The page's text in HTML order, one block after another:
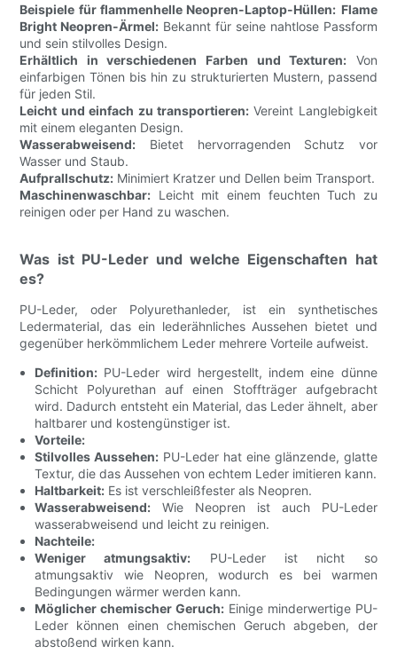
Beispiele für flammenhelle Neopren-Laptop-Hüllen: Flame
Bright Neopren-Ärmel: Bekannt für seine nahtlose Passform
und sein stilvolles Design.
Erhältlich in verschiedenen Farben und Texturen: Von
einfarbigen Tönen bis hin zu strukturierten Mustern, passend
für jeden Stil.
Leicht und einfach zu transportieren:Vereint Langlebigkeit
mit einem eleganten Design.
Wasserabweisend: Bietet hervorragenden Schutz vor
Wasser und Staub.
Aufprallschutz: Minimiert Kratzer und Dellen beim Transport.
Maschinenwaschbar: Leicht mit einem feuchten Tuch zu
reinigen oder per Hand zu waschen.
Was ist PU-Leder und welche Eigenschaften hat
es?
PU-Leder, oder Polyurethanleder, ist ein synthetisches
Ledermaterial, das ein lederähnliches Aussehen bietet und
gegenüber herkömmlichem Leder mehrere Vorteile aufweist.
Definition: PU-Leder wird hergestellt, indem eine dünne
Schicht Polyurethan auf einen Stoffträger aufgebracht
wird. Dadurch entsteht ein Material, das Leder ähnelt, aber
haltbarer und kostengünstiger ist.
Vorteile:
Stilvolles Aussehen: PU-Leder hat eine glänzende, glatte
Textur, die das Aussehen von echtem Leder imitieren kann.
Haltbarkeit: Es ist verschleißfester als Neopren.
Wasserabweisend: Wie Neopren ist auch PU-Leder
wasserabweisend und leicht zu reinigen.
Nachteile:
Weniger atmungsaktiv: PU-Leder ist nicht so
atmungsaktiv wie Neopren, wodurch es bei warmen
Bedingungen wärmer werden kann.
Möglicher chemischer Geruch:Einige minderwertige PU-
Leder können einen chemischen Geruch abgeben, der
abstoßend wirken kann.